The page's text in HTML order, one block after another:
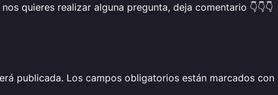
quieres realizar alguna pregunta, deja comentario 👇👇👇
publicada. Los campos obligatorios están marcados con